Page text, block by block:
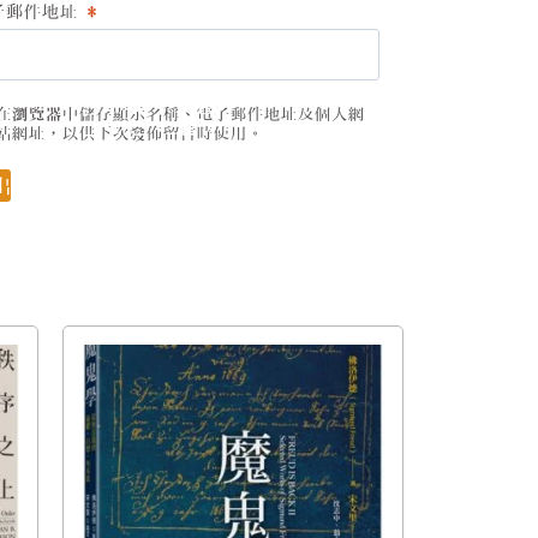
郵件地址*
瀏覽器中儲存顯示名稱、電子郵件地址及個人網
網址，以供下次發佈留言時使用。